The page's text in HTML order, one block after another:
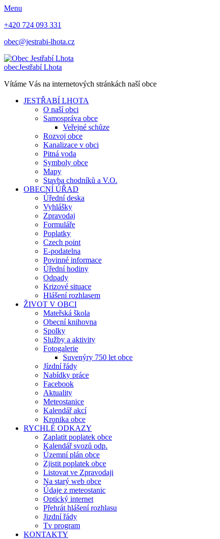
Menu
+420 724 093 331
obec@jestrabi-lhota.cz
obecJestřabí Lhota
Vítáme Vás na internetových stránkách naší obce
JESTŘABÍ LHOTA
O naší obci
Samospráva obce
Veřejné schůze
Rozvoj obce
Kanalizace v obci
Pitná voda
Symboly obce
Mapy
Stavba chodníků a V.O.
OBECNÍ ÚŘAD
Úřední deska
Vyhlášky
Zpravodaj
Formuláře
Poplatky
Czech point
E-podatelna
Povinné informace
Úřední hodiny
Odpady
Krizové situace
Hlášení rozhlasem
ŽIVOT V OBCI
Mateřská škola
Obecní knihovna
Spolky
Služby a aktivity
Fotogalerie
Suvenýry 750 let obce
Jízdní řády
Nabídky práce
Facebook
Aktuality
Meteostanice
Kalendář akcí
Kronika obce
RYCHLÉ ODKAZY
Zaplatit poplatek obce
Kalendář svozů odp.
Územní plán obce
Zjistit poplatek obce
Listovat ve Zpravodaji
Na starý web obce
Údaje z meteostanic
Optický internet
Přehrát hlášení rozhlasu
Jizdní řády
Tv program
KONTAKTY